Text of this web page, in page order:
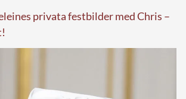
privata festbilder med Chris –